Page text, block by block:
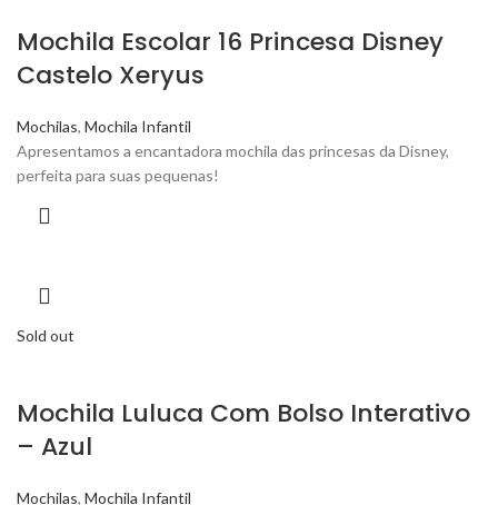
Mochila Escolar 16 Princesa Disney
Castelo Xeryus
Mochilas, Mochila Infantil
Apresentamos a encantadora mochila das princesas da Disney,
perfeita para suas pequenas!
Sold out
Mochila Luluca Com Bolso Interativo
– Azul
Mochilas, Mochila Infantil